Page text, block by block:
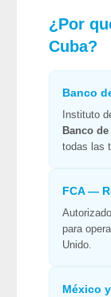
¿Por
Cuba?
Banco
Instituto
Banco
todas las
FCA —
para
Unido.
México